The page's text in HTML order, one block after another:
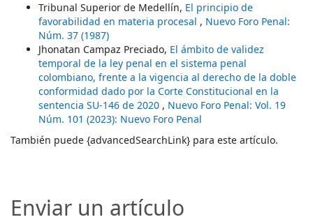
Tribunal Superior de Medellín, El principio de
favorabilidad en materia procesal , Nuevo Foro Penal:
Núm. 37 (1987)
Jhonatan Campaz Preciado, El ámbito de validez
temporal de la ley penal en el sistema penal
colombiano, frente a la vigencia al derecho de la doble
conformidad dado por la Corte Constitucional en la
sentencia SU-146 de 2020 , Nuevo Foro Penal: Vol. 19
Núm. 101 (2023): Nuevo Foro Penal
También puede {advancedSearchLink} para este artículo.
Enviar un artículo